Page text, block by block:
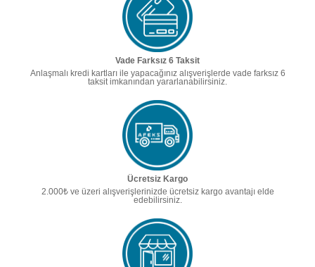
Vade Farksız 6 Taksit
Anlaşmalı kredi kartları ile yapacağınız alışverişlerde vade farksız 6
taksit imkanından yararlanabilirsiniz.
Ücretsiz Kargo
2.000₺ ve üzeri alışverişlerinizde ücretsiz kargo avantajı elde
edebilirsiniz.